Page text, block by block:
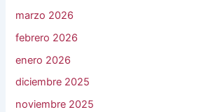
marzo 2026
febrero 2026
enero 2026
diciembre 2025
noviembre 2025